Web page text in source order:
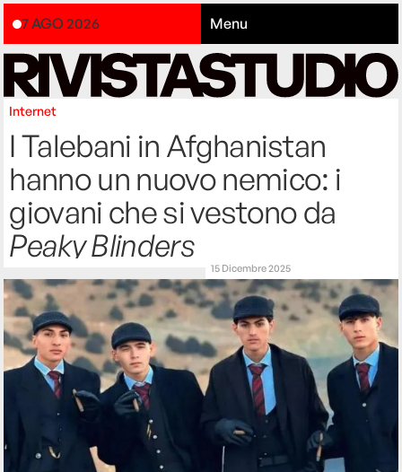
7 AGO 2026 Menu
Internet
I Talebani in Afghanistan
hanno un nuovo nemico: i
giovani che si vestono da
Peaky Blinders
15 Dicembre 2025